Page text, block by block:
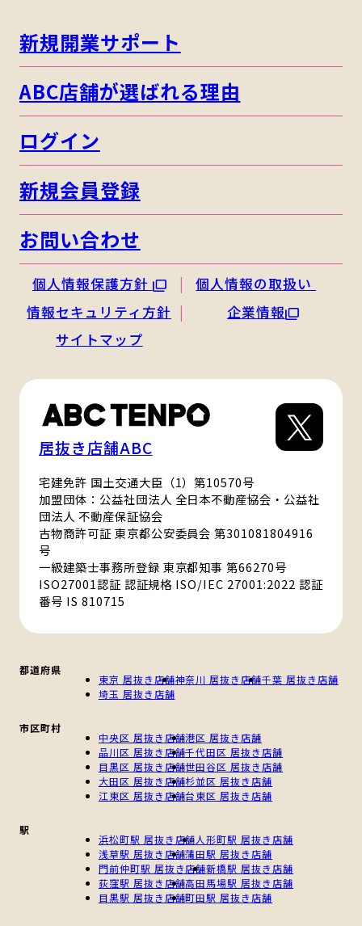
新規開業サポート
ABC店舗が選ばれる理由
ログイン
新規会員登録
お問い合わせ
個人情報保護方針
個人情報の取扱い
情報セキュリティ方針
企業情報
サイトマップ
居抜き店舗ABC
宅建免許 国土交通大臣（1）第10570号
加盟団体：公益社団法人 全日本不動産協会・公益社
団法人 不動産保証協会
古物商許可証 東京都公安委員会 第301081804916
号
一級建築士事務所登録 東京都知事 第66270号
ISO27001認証 認証規格 ISO/IEC 27001:2022 認証
番号 IS 810715
都道府県
東京 居抜き店舗神奈川 居抜き店舗千葉 居抜き店舗
埼玉 居抜き店舗
市区町村
中央区 居抜き店舗港区 居抜き店舗
品川区 居抜き店舗千代田区 居抜き店舗
目黒区 居抜き店舗世田谷区 居抜き店舗
大田区 居抜き店舗杉並区 居抜き店舗
江東区 居抜き店舗台東区 居抜き店舗
駅
浜松町駅 居抜き店舗人形町駅 居抜き店舗
浅草駅 居抜き店舗蒲田駅 居抜き店舗
門前仲町駅 居抜き店舗新橋駅 居抜き店舗
荻窪駅 居抜き店舗高田馬場駅 居抜き店舗
目黒駅 居抜き店舗町田駅 居抜き店舗